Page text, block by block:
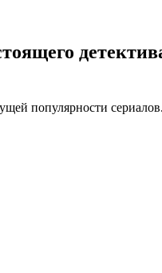
популярности сериалов.